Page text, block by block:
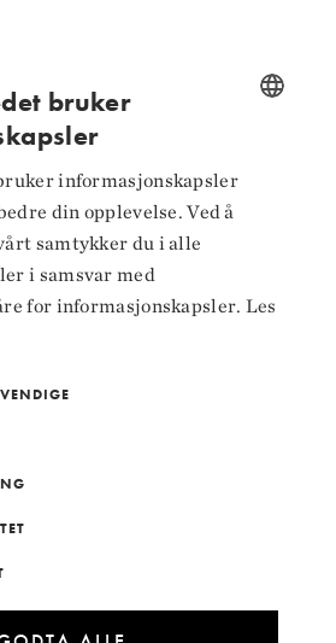
ENGLISH
bruker
informasjonskapsler
din opplevelse. Ved å
samtykker du i alle
i samsvar med
for informasjonskapsler. Les